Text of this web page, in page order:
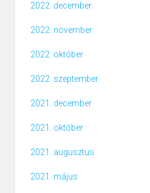
2022. december
2022. november
2022. október
2022. szeptember
2021. december
2021. október
2021. augusztus
2021. május